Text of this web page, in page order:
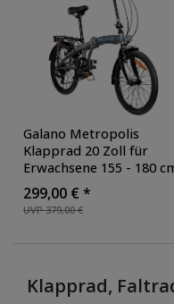
Galano Metropolis
Klapprad 20 Zoll für
Erwachsene 155 - 180
Faltrad mit 6 Gängen
Klappfahrrad retro
Cityrad Faltfahrrad
UVP 379,00 €
299,00 € *
Klapprad,